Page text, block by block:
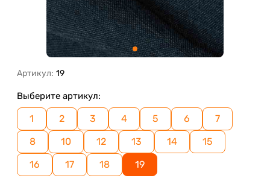
Артикул: 19
Выберите артикул:
1 2 3 4 5 6
7
8
10 12 13 14
15
16
17 18 19